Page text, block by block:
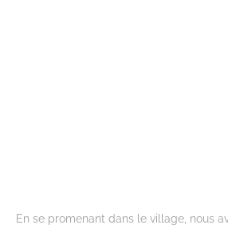
En se promenant dans le village, nous